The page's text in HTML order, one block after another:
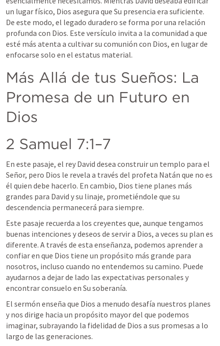
un lugar físico, Dios asegura que Su presencia era suficiente.
De este modo, el legado duradero se forma por una relación
profunda con Dios. Este versículo invita a la comunidad a que
esté más atenta a cultivar su comunión con Dios, en lugar de
enfocarse solo en el estatus material.
Más Allá de tus Sueños: La
Promesa de un Futuro en
Dios
2 Samuel 7:1–7
En este pasaje, el rey David desea construir un templo para el
Señor, pero Dios le revela a través del profeta Natán que no es
él quien debe hacerlo. En cambio, Dios tiene planes más
grandes para David y su linaje, prometiéndole que su
descendencia permanecerá para siempre.
Este pasaje recuerda a los creyentes que, aunque tengamos
buenas intenciones y deseos de servir a Dios, a veces su plan es
diferente. A través de esta enseñanza, podemos aprender a
confiar en que Dios tiene un propósito más grande para
nosotros, incluso cuando no entendemos su camino. Puede
ayudarnos a dejar de lado las expectativas personales y
encontrar consuelo en Su soberanía.
El sermón enseña que Dios a menudo desafía nuestros planes
y nos dirige hacia un propósito mayor del que podemos
imaginar, subrayando la fidelidad de Dios a sus promesas a lo
largo de las generaciones.